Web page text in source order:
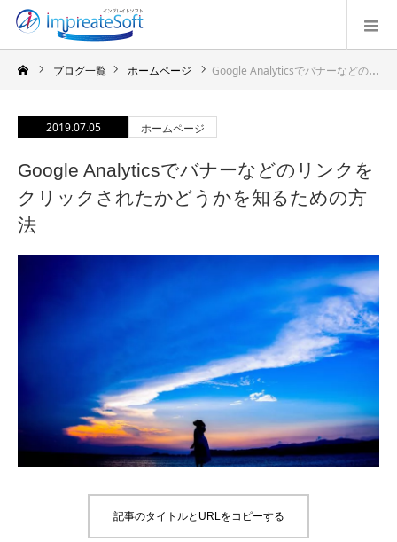
ブログ一覧 ホームページ Google Analyticsでバナーなどのリンクをクリックされたかどうかを知るための方法
2019.07.05 ホームページ
Google Analyticsでバナーなどのリンクを
クリックされたかどうかを知るための方
法
記事のタイトルとURLをコピーする